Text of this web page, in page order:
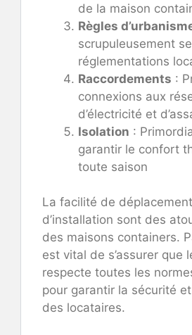
de la maison
Règles
scrupuleusement
réglementations
Raccordements :
connexions aux
d’électricité et
Isolation :
garantir le confort
toute saison
La facilité de
d’installation sont des
des maisons containers.
est vital de s’assurer que
respecte toutes les
pour garantir la sécurité
des locataires.